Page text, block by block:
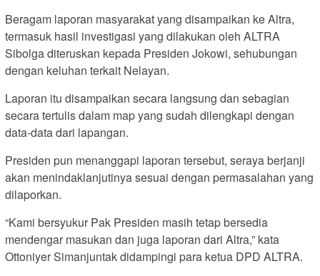
Beragam laporan masyarakat yang disampaikan ke Altra,
termasuk hasil investigasi yang dilakukan oleh ALTRA
Sibolga diteruskan kepada Presiden Jokowi, sehubungan
dengan keluhan terkait Nelayan.
Laporan itu disampaikan secara langsung dan sebagian
secara tertulis dalam map yang sudah dilengkapi dengan
data-data dari lapangan.
Presiden pun menanggapi laporan tersebut, seraya berjanji
akan menindaklanjutinya sesuai dengan permasalahan yang
dilaporkan.
“Kami bersyukur Pak Presiden masih tetap bersedia
mendengar masukan dan juga laporan dari Altra,” kata
Ottoniyer Simanjuntak didampingi para ketua DPD ALTRA.